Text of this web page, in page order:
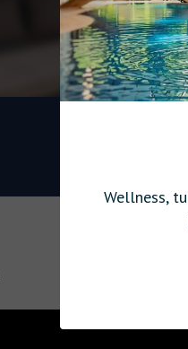
Wellness,